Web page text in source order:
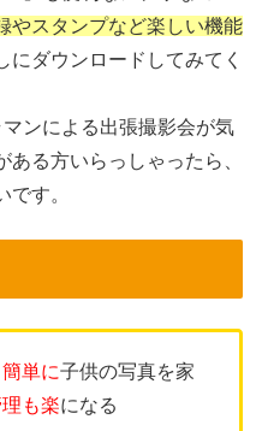
やスタンプなど楽しい機能
にダウンロードしてみてく
ンによる出張撮影会が気
る方いらっしゃったら、
す。
簡単に子供の写真を家
も楽になる